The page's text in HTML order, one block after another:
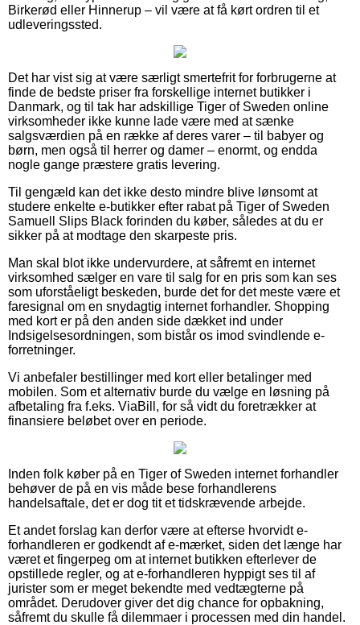
Birkerød eller Hinnerup – vil være at få kørt ordren til et
udleveringssted.
Det har vist sig at være særligt smertefrit for forbrugerne at
finde de bedste priser fra forskellige internet butikker i
Danmark, og til tak har adskillige Tiger of Sweden online
virksomheder ikke kunne lade være med at sænke
salgsværdien på en række af deres varer – til babyer og
børn, men også til herrer og damer – enormt, og endda
nogle gange præstere gratis levering.
Til gengæld kan det ikke desto mindre blive lønsomt at
studere enkelte e-butikker efter rabat på Tiger of Sweden
Samuell Slips Black forinden du køber, således at du er
sikker på at modtage den skarpeste pris.
Man skal blot ikke undervurdere, at såfremt en internet
virksomhed sælger en vare til salg for en pris som kan ses
som uforståeligt beskeden, burde det for det meste være et
faresignal om en snydagtig internet forhandler. Shopping
med kort er på den anden side dækket ind under
Indsigelsesordningen, som bistår os imod svindlende e-
forretninger.
Vi anbefaler bestillinger med kort eller betalinger med
mobilen. Som et alternativ burde du vælge en løsning på
afbetaling fra f.eks. ViaBill, for så vidt du foretrækker at
finansiere beløbet over en periode.
Inden folk køber på en Tiger of Sweden internet forhandler
behøver de på en vis måde bese forhandlerens
handelsaftale, det er dog tit et tidskrævende arbejde.
Et andet forslag kan derfor være at efterse hvorvidt e-
forhandleren er godkendt af e-mærket, siden det længe har
været et fingerpeg om at internet butikken efterlever de
opstillede regler, og at e-forhandleren hyppigt ses til af
jurister som er meget bekendte med vedtægterne på
området. Derudover giver det dig chance for opbakning,
såfremt du skulle få dilemmaer i processen med din handel.